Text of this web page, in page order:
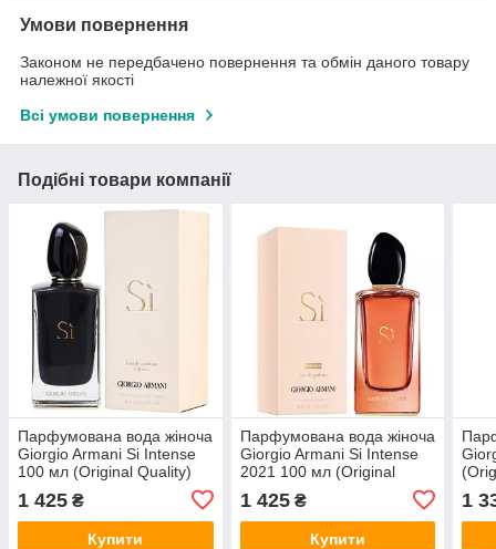
Умови повернення
Законом не передбачено повернення та обмін даного товару
належної якості
Всі умови повернення
Подібні товари компанії
Парфумована вода жіноча
Giorgio Armani Si Intense
100 мл (Original Quality)
1 425 ₴
Купити
Парфумована вода жіноча
Giorgio Armani Si Intense
2021 100 мл (Original
1 425₴
Купити
1